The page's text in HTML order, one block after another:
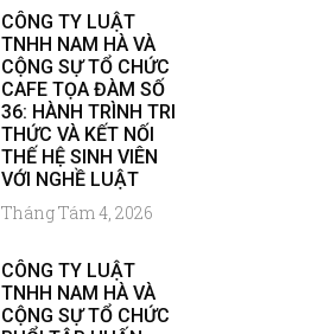
CÔNG TY LUẬT
TNHH NAM HÀ VÀ
CỘNG SỰ TỔ CHỨC
CAFE TỌA ĐÀM SỐ
36: HÀNH TRÌNH TRI
THỨC VÀ KẾT NỐI
THẾ HỆ SINH VIÊN
VỚI NGHỀ LUẬT
Tháng Tám 4, 2026
CÔNG TY LUẬT
TNHH NAM HÀ VÀ
CỘNG SỰ TỔ CHỨC